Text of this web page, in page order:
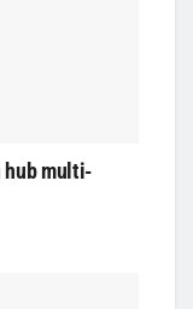
hub multi-